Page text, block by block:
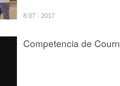
8:07 · 2017
Competencia de